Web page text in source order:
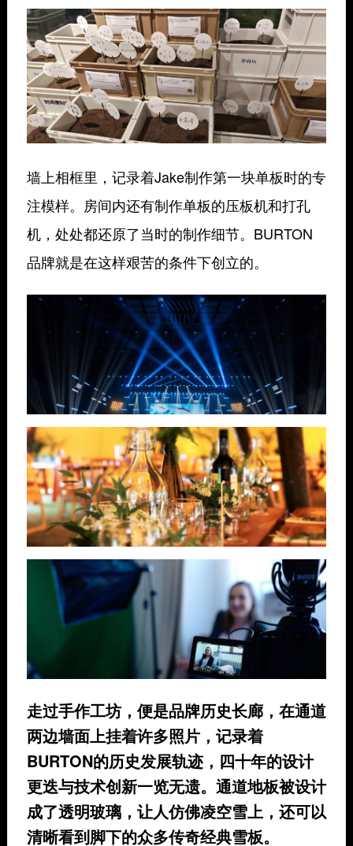
墙上相框里，记录着Jake制作第一块单板时的专
注模样。房间内还有制作单板的压板机和打孔
机，处处都还原了当时的制作细节。BURTON
品牌就是在这样艰苦的条件下创立的。
走过手作工坊，便是品牌历史长廊，在通道
两边墙面上挂着许多照片，记录着
BURTON的历史发展轨迹，四十年的设计
更迭与技术创新一览无遗。通道地板被设计
成了透明玻璃，让人仿佛凌空雪上，还可以
清晰看到脚下的众多传奇经典雪板。